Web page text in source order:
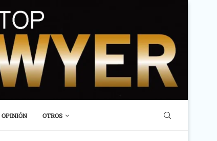
OPINIÓN OTROS